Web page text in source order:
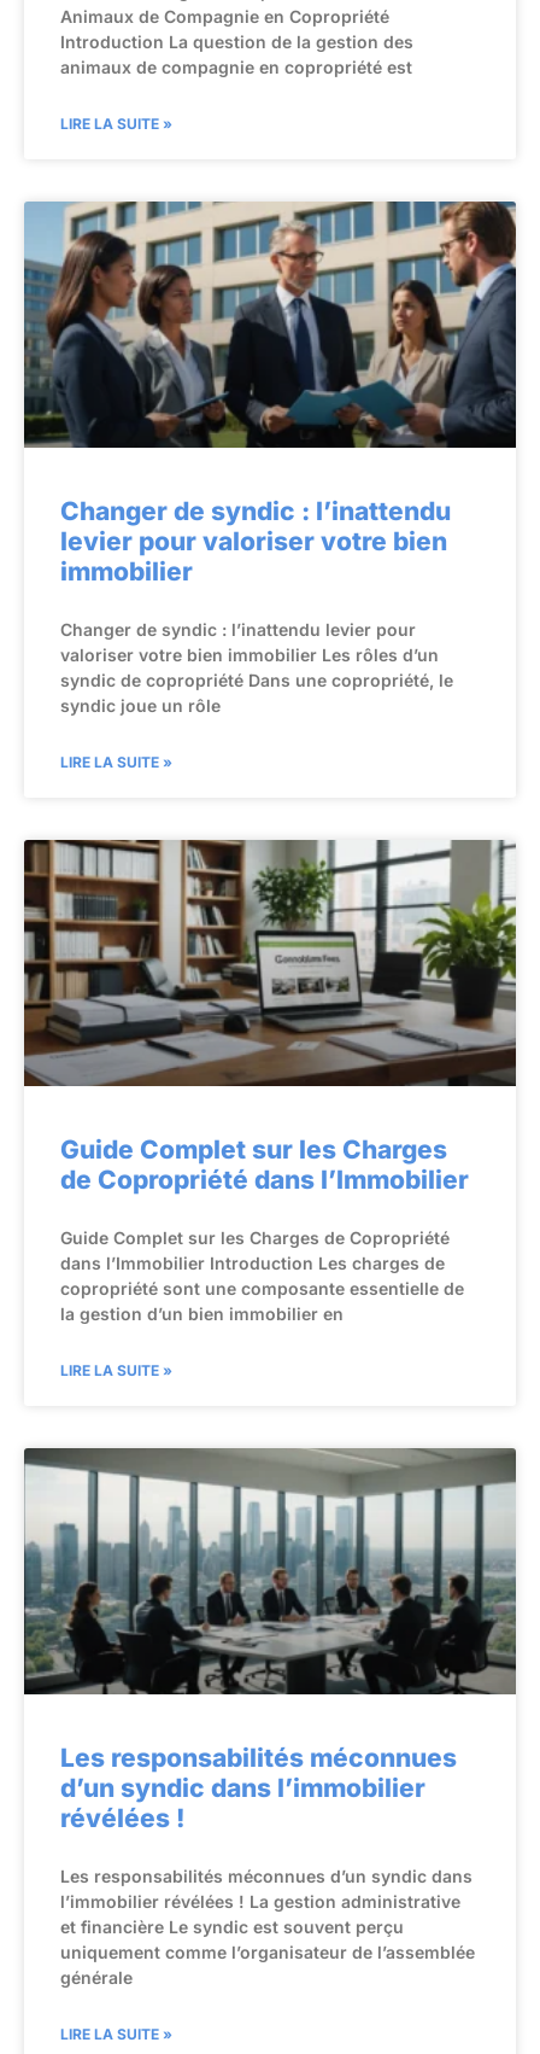
Animaux de Compagnie en Copropriété
Introduction La question de la gestion des
animaux de compagnie en copropriété est
LIRE LA SUITE »
Changer de syndic : l’inattendu
levier pour valoriser votre bien
immobilier
Changer de syndic : l’inattendu levier pour
valoriser votre bien immobilier Les rôles d’un
syndic de copropriété Dans une copropriété, le
syndic joue un rôle
LIRE LA SUITE »
Guide Complet sur les Charges
de Copropriété dans l’Immobilier
Guide Complet sur les Charges de Copropriété
dans l’Immobilier Introduction Les charges de
copropriété sont une composante essentielle de
la gestion d’un bien immobilier en
LIRE LA SUITE »
Les responsabilités méconnues
d’un syndic dans l’immobilier
révélées !
Les responsabilités méconnues d’un syndic dans
l’immobilier révélées ! La gestion administrative
et financière Le syndic est souvent perçu
uniquement comme l’organisateur de l’assemblée
générale
LIRE LA SUITE »